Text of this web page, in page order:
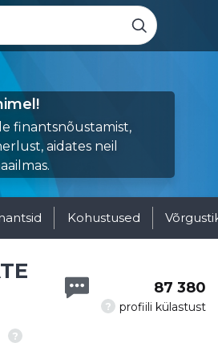
finantsnõustamist,
aidates neil
Kohustused
?
? profiili külastust
87 380